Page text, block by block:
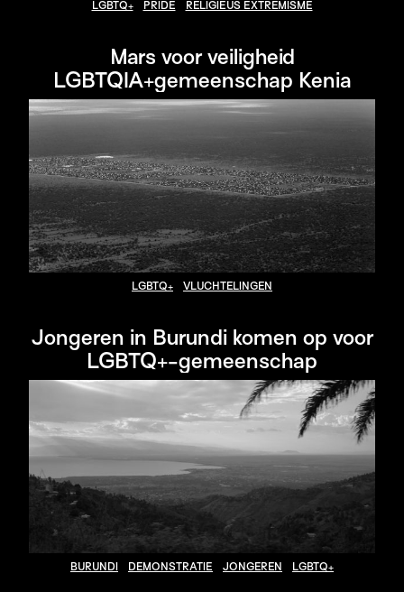
LGBTQ+ PRIDE RELIGIEUS EXTREMISME
Mars voor veiligheid
LGBTQIA+gemeenschap Kenia
LGBTQ+ VLUCHTELINGEN
Jongeren in Burundi komen op voor
LGBTQ+-gemeenschap
BURUNDI DEMONSTRATIE JONGEREN LGBTQ+